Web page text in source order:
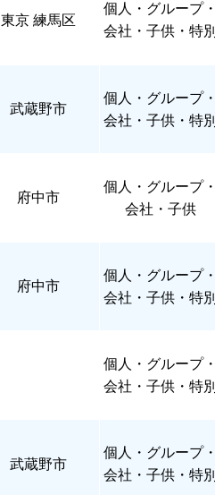
東京 練馬区
個人
・グループ・
会社・子供・特別
武蔵野市
個人
・グループ・
会社・子供・特別
府中市
個人
・グループ・
会社・子供
府中市
個人
・グループ・
会社・子供・特別
個人
・グループ・
会社・子供・特別
武蔵野市
個人
・グループ・
会社・子供・特別